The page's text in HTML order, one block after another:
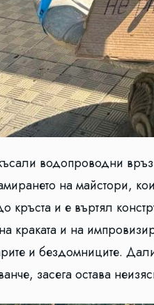
водопроводни
на майстори,
кръста и е въртял
краката и на
и бездомниците.
засега остава